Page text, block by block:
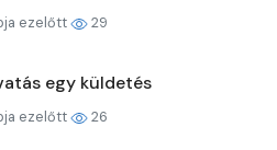
ezelőtt 29
egy küldetés
ezelőtt 26